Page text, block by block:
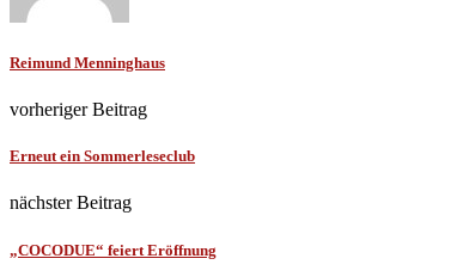
Reimund Menninghaus
vorheriger Beitrag
Erneut ein Sommerleseclub
nächster Beitrag
„COCODUE“ feiert Eröffnung